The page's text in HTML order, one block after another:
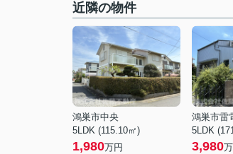
近隣の物件
鴻巣市中央
5LDK (115.10㎡)
1,980万円
鴻巣市雷
5LDK
3,980